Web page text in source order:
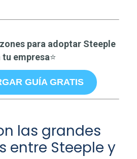
para adoptar Steeple
tu empresa⭐
GUÍA GRATIS
las grandes
entre Steeple y